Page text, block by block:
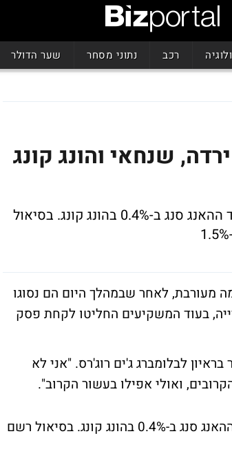
רכב נתוני מסחר שער הדולר
שנחאי והונג קונג
מדד הניקיי בטוקיו סגר בירידה של 1.6% ומנגד התקדם מדד ההאנג סנג ב-0.4% בהונג קונג. בסיאול
מעורבת, לאחר שבמהלך היום הם נסוגו
בעוד המשקיעים החליטו לקחת פסק
לבלומברג ג'ים רוג'רס. "אני לא
ואולי אפילו בעשור הקרוב".
מדד הניקיי בטוקיו סגר בירידה של 1.6% ומנגד התקדם מדד ההאנג סנג ב-0.4% בהונג קונג. בסיאול רשם